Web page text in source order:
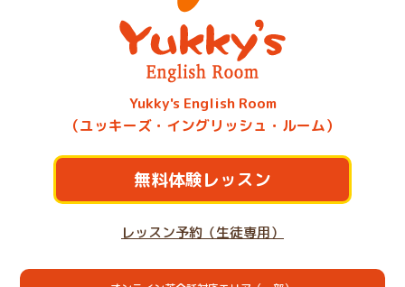
Yukky's English Room
（ユッキーズ・イングリッシュ・ルーム）
無料体験レッスン
レッスン予約（生徒専用）